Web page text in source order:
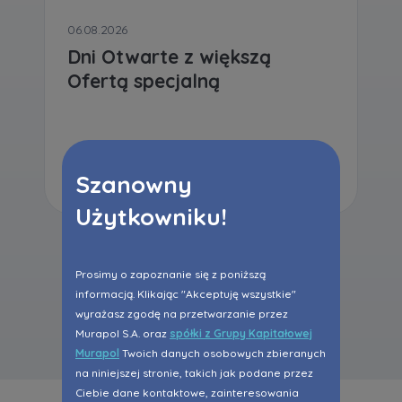
Szanowny
Użytkowniku!
Prosimy o zapoznanie się z poniższą
informacją. Klikając "Akceptuję wszystkie"
wyrażasz zgodę na przetwarzanie przez
Murapol S.A. oraz spółki z Grupy Kapitałowej
Murapol Twoich danych osobowych zbieranych
na niniejszej stronie, takich jak podane przez
Ciebie dane kontaktowe, zainteresowania
06.08.2026
Dni Otwarte z większą
Ofertą specjalną
Wszystkie aktualności